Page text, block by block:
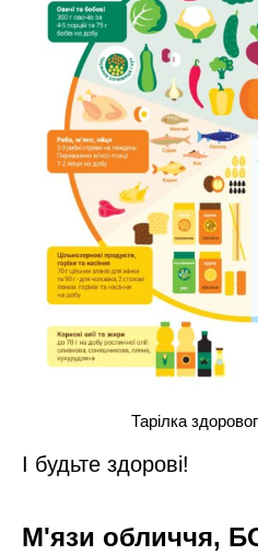
Тарілка
І будьте здорові!
М'язи обличчя,